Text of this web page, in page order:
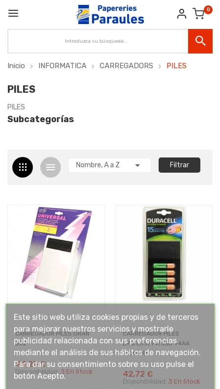
0
Inicio INFORMATICA CARREGADORS PILES
PILES
PILES
Subcategorías
Nombre, A a Z  Filtrar
CARREGADOR PILES GRAN
B02
44,25 €
Disponibilidad: 3 En Stock
CARREGADOR PILES
LR6/LR3/9V/USB +4AA
2100mAh
42,72 €
Disponibilidad: 3 En Stock
Este sitio web utiliza cookies propias y de terceros
para mejorar nuestros servicios y mostrarle
publicidad relacionada con sus preferencias
mediante el análisis de sus hábitos de navegación.
Para dar su consentimiento sobre su uso pulse el
botón Acepto.